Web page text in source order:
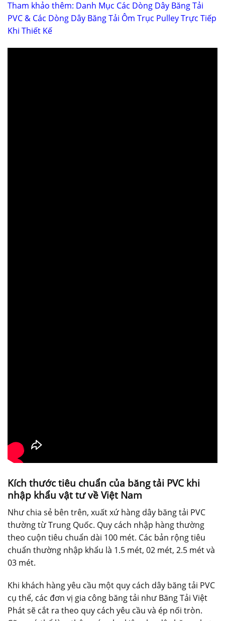
Tham khảo thêm: Danh Mục Các Dòng Dây Băng Tải
PVC & Các Dòng Dây Băng Tải Ôm Trục Pulley Trực Tiếp
Khi Thiết Kế
Kích thước tiêu chuẩn của băng tải PVC khi
nhập khẩu vật tư về Việt Nam
Như chia sẻ bên trên, xuất xứ hàng dây băng tải PVC
thường từ Trung Quốc. Quy cách nhập hàng thường
theo cuộn tiêu chuẩn dài 100 mét. Các bản rộng tiêu
chuẩn thường nhập khẩu là 1.5 mét, 02 mét, 2.5 mét và
03 mét.
Khi khách hàng yêu cầu một quy cách dây băng tải PVC
cụ thể, các đơn vị gia công băng tải như Băng Tải Việt
Phát sẽ cắt ra theo quy cách yêu cầu và ép nối tròn.